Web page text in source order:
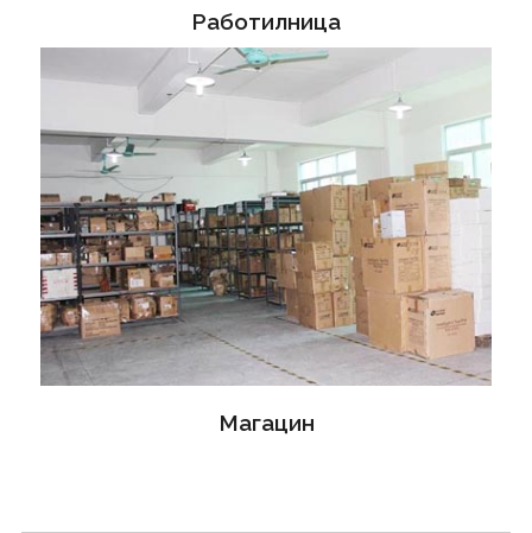
Работилница
Магацин